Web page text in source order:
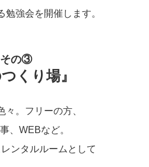
勉強会を開催します。
その③
つくり場』
々。フリーの方、
、WEBなど。
ンタルルームとして